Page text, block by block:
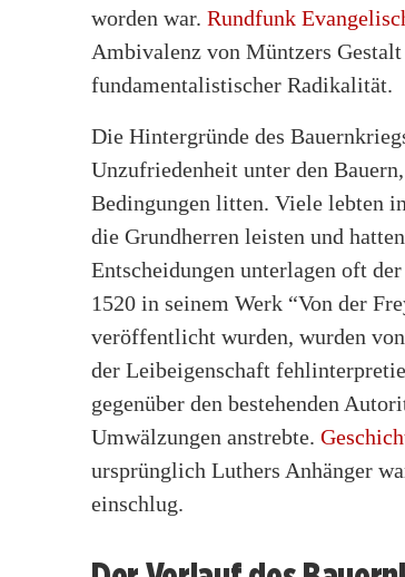
worden war. Rundfunk
Ambivalenz von Müntzers
fundamentalistischer Radikalität.
Die Hintergründe des
Unzufriedenheit unter den
Bedingungen litten. Viele lebten
die Grundherren leisten und
Entscheidungen unterlagen oft
1520 in seinem Werk “Von der
veröffentlicht wurden, wurden
der Leibeigenschaft
gegenüber den bestehenden
Umwälzungen anstrebte.
ursprünglich Luthers Anhänger
einschlug.